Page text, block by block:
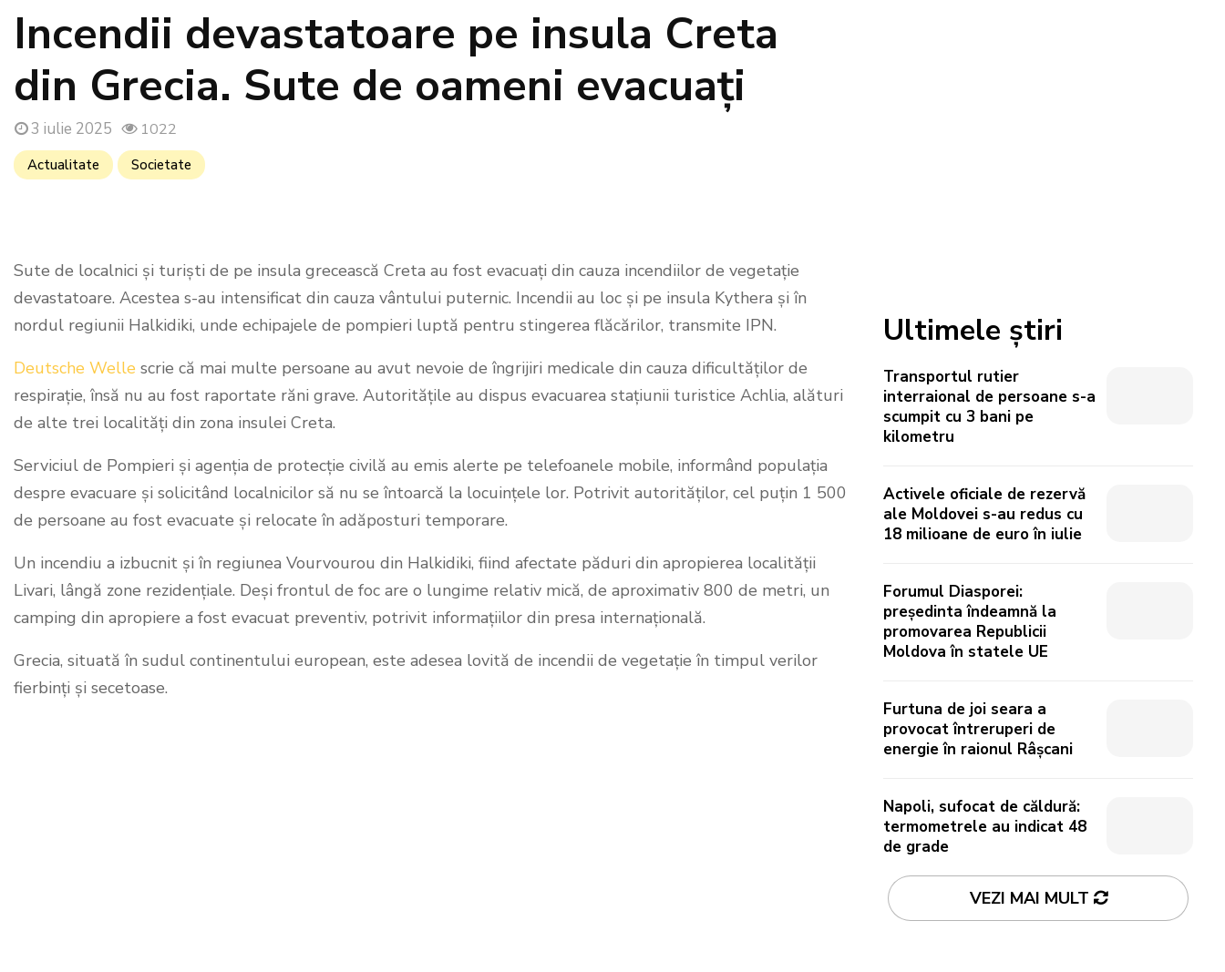
Incendii devastatoare pe insula Creta
din Grecia. Sute de oameni evacuați
3 iulie 2025 1022
Actualitate Societate
Sute de localnici și turiști de pe insula grecească Creta au fost evacuați din cauza incendiilor de vegetație
devastatoare. Acestea s-au intensificat din cauza vântului puternic. Incendii au loc și pe insula Kythera și în
nordul regiunii Halkidiki, unde echipajele de pompieri luptă pentru stingerea flăcărilor, transmite IPN.
Deutsche Welle scrie că mai multe persoane au avut nevoie de îngrijiri medicale din cauza dificultăților de
respirație, însă nu au fost raportate răni grave. Autoritățile au dispus evacuarea stațiunii turistice Achlia, alături
de alte trei localități din zona insulei Creta.
Serviciul de Pompieri și agenția de protecție civilă au emis alerte pe telefoanele mobile, informând populația
despre evacuare și solicitând localnicilor să nu se întoarcă la locuințele lor. Potrivit autorităților, cel puțin 1 500
de persoane au fost evacuate și relocate în adăposturi temporare.
Un incendiu a izbucnit și în regiunea Vourvourou din Halkidiki, fiind afectate păduri din apropierea localității
Livari, lângă zone rezidențiale. Deși frontul de foc are o lungime relativ mică, de aproximativ 800 de metri, un
camping din apropiere a fost evacuat preventiv, potrivit informațiilor din presa internațională.
Grecia, situată în sudul continentului european, este adesea lovită de incendii de vegetație în timpul verilor
fierbinți și secetoase.
Ultimele știri
Transportul rutier
interraional de persoane s-a
scumpit cu 3 bani pe
kilometru
Activele oficiale de rezervă
ale Moldovei s-au redus cu
18 milioane de euro în iulie
Forumul Diasporei:
președinta îndeamnă la
promovarea Republicii
Moldova în statele UE
Furtuna de joi seara a
provocat întreruperi de
energie în raionul Râșcani
Napoli, sufocat de căldură:
termometrele au indicat 48
de grade
VEZI MAI MULT